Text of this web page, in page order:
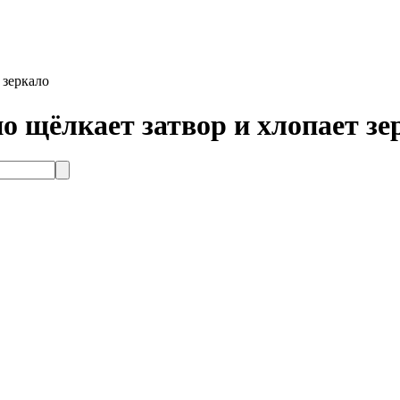
щёлкает затвор и хлопает